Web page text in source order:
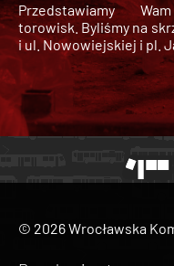
Przedstawiamy
torowisk. Byliśmy na
i ul. Nowowiejskiej i pl.
© 2026 Wrocławska